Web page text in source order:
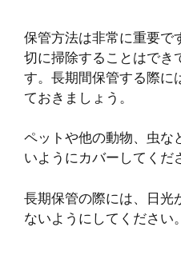
保管方法は非常に重要で
切に掃除することはでき
す。長期間保管する際に
ておきましょう。
ペットや他の動物、虫な
いようにカバーしてくだ
長期保管の際には、日光
ないようにしてください。